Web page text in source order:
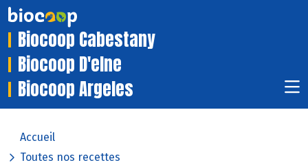
Biocoop Cabestany
Biocoop D'elne
Biocoop Argeles
Accueil
Toutes nos recettes